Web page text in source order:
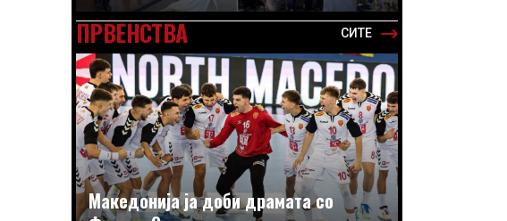
ПРВЕНСТВА СИТЕ
Македонија ја доби драмата со